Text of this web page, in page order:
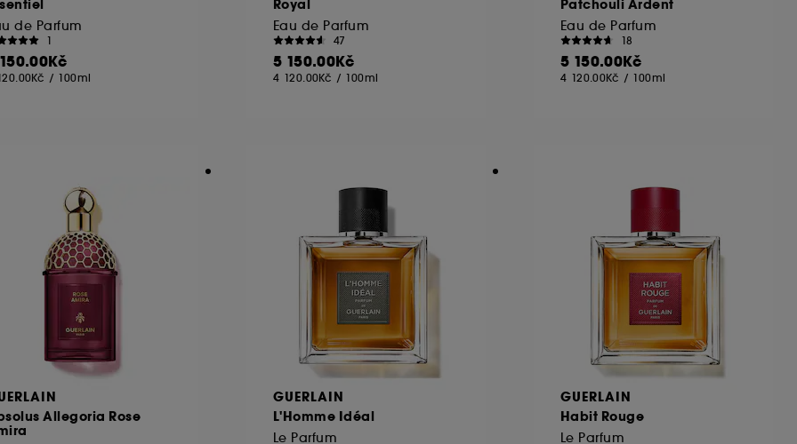
de Parfum
1
/ 100ml
Royal
Eau de Parfum
47
5 150.00Kč
4 120.00Kč / 100ml
Patchouli Ardent
Eau de Parfum
18
5 150.00Kč
4 120.00Kč / 100ml
Allegoria Rose
GUERLAIN
L'Homme Idéal
Le Parfum
GUERLAIN
Habit Rouge
Le Parfum